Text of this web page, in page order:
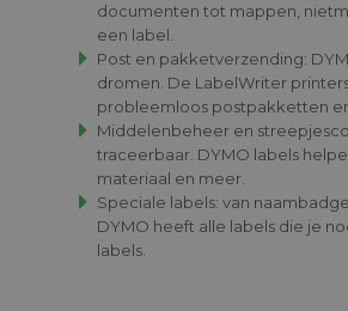
documenten tot mappen,
een label.
Post en pakketverzending:
dromen. De LabelWriter
probleemloos postpakketten
Middelenbeheer en
traceerbaar. DYMO labels
materiaal en meer.
Speciale labels: van
DYMO heeft alle labels die je
labels.
€ 124.99